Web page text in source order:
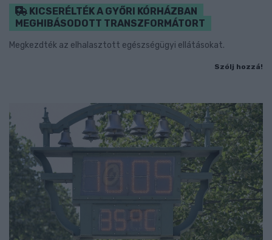
KICSERÉLTÉK A GYŐRI KÓRHÁZBAN
MEGHIBÁSODOTT TRANSZFORMÁTORT
Megkezdték az elhalasztott egészségügyi ellátásokat.
Szólj hozzá!